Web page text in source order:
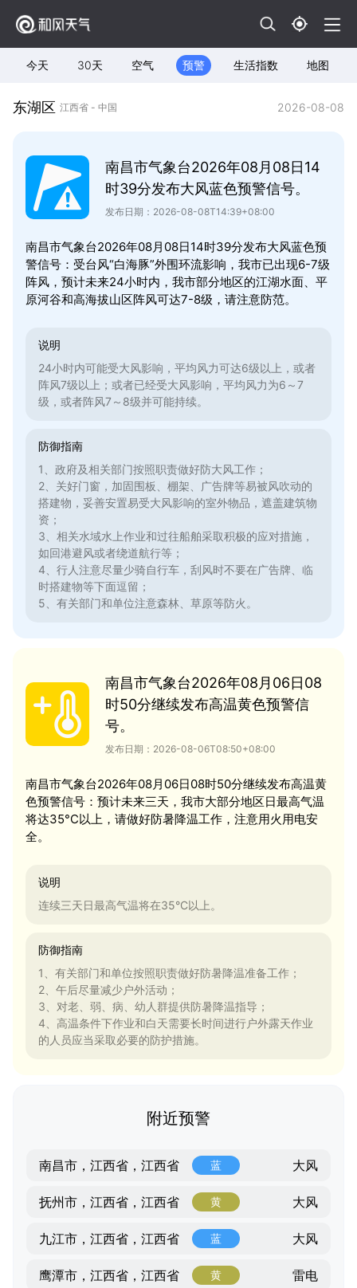
今天 30天 空气 预警 生活指数 地图
东湖区 江西省 - 中国 2026-08-08
南昌市气象台2026年08月08日14
时39分发布大风蓝色预警信号。
发布日期：2026-08-08T14:39+08:00
南昌市气象台2026年08月08日14时39分发布大风蓝色预
警信号：受台风“白海豚”外围环流影响，我市已出现6-7级
阵风，预计未来24小时内，我市部分地区的江湖水面、平
原河谷和高海拔山区阵风可达7-8级，请注意防范。
说明
24小时内可能受大风影响，平均风力可达6级以上，或者
阵风7级以上；或者已经受大风影响，平均风力为6～7
级，或者阵风7～8级并可能持续。
防御指南
1、政府及相关部门按照职责做好防大风工作；
2、关好门窗，加固围板、棚架、广告牌等易被风吹动的
搭建物，妥善安置易受大风影响的室外物品，遮盖建筑物
资；
3、相关水域水上作业和过往船舶采取积极的应对措施，
如回港避风或者绕道航行等；
4、行人注意尽量少骑自行车，刮风时不要在广告牌、临
时搭建物等下面逗留；
5、有关部门和单位注意森林、草原等防火。
南昌市气象台2026年08月06日08
时50分继续发布高温黄色预警信
号。
发布日期：2026-08-06T08:50+08:00
南昌市气象台2026年08月06日08时50分继续发布高温黄
色预警信号：预计未来三天，我市大部分地区日最高气温
将达35°C以上，请做好防暑降温工作，注意用火用电安
全。
说明
连续三天日最高气温将在35°C以上。
防御指南
1、有关部门和单位按照职责做好防暑降温准备工作；
2、午后尽量减少户外活动；
3、对老、弱、病、幼人群提供防暑降温指导；
4、高温条件下作业和白天需要长时间进行户外露天作业
的人员应当采取必要的防护措施。
附近预警
南昌市，江西省，江西省 蓝 大风
抚州市，江西省，江西省 黄 大风
九江市，江西省，江西省 蓝 大风
鹰潭市，江西省，江西省 黄 雷电